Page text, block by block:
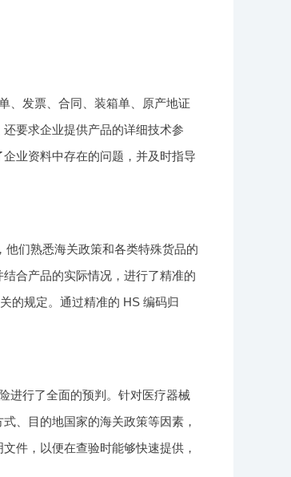
、发票、合同、装箱单、原产地证
要求企业提供产品的详细技术参
业资料中存在的问题，并及时指导
们熟悉海关政策和各类特殊货品的
合产品的实际情况，进行了精准的
的规定。通过精准的 HS 编码归
进行了全面的预判。针对医疗器械
、目的地国家的海关政策等因素，
件，以便在查验时能够快速提供，